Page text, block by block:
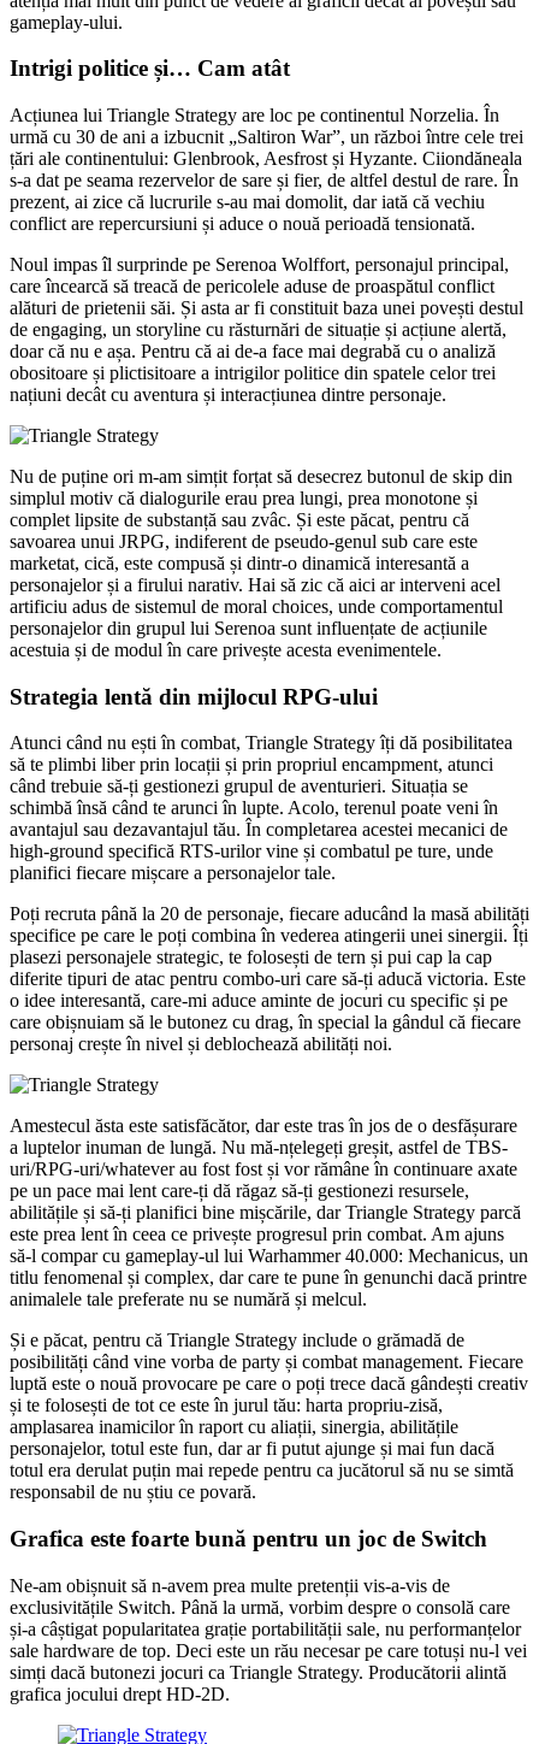
gameplay-ului.
Intrigi politice și… Cam atât
Acțiunea lui Triangle Strategy are loc pe continentul Norzelia. În
urmă cu 30 de ani a izbucnit „Saltiron War”, un război între cele trei
țări ale continentului: Glenbrook, Aesfrost și Hyzante. Ciiondăneala
s-a dat pe seama rezervelor de sare și fier, de altfel destul de rare. În
prezent, ai zice că lucrurile s-au mai domolit, dar iată că vechiu
conflict are repercursiuni și aduce o nouă perioadă tensionată.
Noul impas îl surprinde pe Serenoa Wolffort, personajul principal,
care încearcă să treacă de pericolele aduse de proaspătul conflict
alături de prietenii săi. Și asta ar fi constituit baza unei povești destul
de engaging, un storyline cu răsturnări de situație și acțiune alertă,
doar că nu e așa. Pentru că ai de-a face mai degrabă cu o analiză
obositoare și plictisitoare a intrigilor politice din spatele celor trei
națiuni decât cu aventura și interacțiunea dintre personaje.
Nu de puține ori m-am simțit forțat să desecrez butonul de skip din
simplul motiv că dialogurile erau prea lungi, prea monotone și
complet lipsite de substanță sau zvâc. Și este păcat, pentru că
savoarea unui JRPG, indiferent de pseudo-genul sub care este
marketat, cică, este compusă și dintr-o dinamică interesantă a
personajelor și a firului narativ. Hai să zic că aici ar interveni acel
artificiu adus de sistemul de moral choices, unde comportamentul
personajelor din grupul lui Serenoa sunt influențate de acțiunile
acestuia și de modul în care privește acesta evenimentele.
Strategia lentă din mijlocul RPG-ului
Atunci când nu ești în combat, Triangle Strategy îți dă posibilitatea
să te plimbi liber prin locații și prin propriul encampment, atunci
când trebuie să-ți gestionezi grupul de aventurieri. Situația se
schimbă însă când te arunci în lupte. Acolo, terenul poate veni în
avantajul sau dezavantajul tău. În completarea acestei mecanici de
high-ground specifică RTS-urilor vine și combatul pe ture, unde
planifici fiecare mișcare a personajelor tale.
Poți recruta până la 20 de personaje, fiecare aducând la masă abilități
specifice pe care le poți combina în vederea atingerii unei sinergii. Îți
plasezi personajele strategic, te folosești de tern și pui cap la cap
diferite tipuri de atac pentru combo-uri care să-ți aducă victoria. Este
o idee interesantă, care-mi aduce aminte de jocuri cu specific și pe
care obișnuiam să le butonez cu drag, în special la gândul că fiecare
personaj crește în nivel și deblochează abilități noi.
Amestecul ăsta este satisfăcător, dar este tras în jos de o desfășurare
a luptelor inuman de lungă. Nu mă-nțelegeți greșit, astfel de TBS-
uri/RPG-uri/whatever au fost fost și vor rămâne în continuare axate
pe un pace mai lent care-ți dă răgaz să-ți gestionezi resursele,
abilitățile și să-ți planifici bine mișcările, dar Triangle Strategy parcă
este prea lent în ceea ce privește progresul prin combat. Am ajuns
să-l compar cu gameplay-ul lui Warhammer 40.000: Mechanicus, un
titlu fenomenal și complex, dar care te pune în genunchi dacă printre
animalele tale preferate nu se numără și melcul.
Și e păcat, pentru că Triangle Strategy include o grămadă de
posibilități când vine vorba de party și combat management. Fiecare
luptă este o nouă provocare pe care o poți trece dacă gândești creativ
și te folosești de tot ce este în jurul tău: harta propriu-zisă,
amplasarea inamicilor în raport cu aliații, sinergia, abilitățile
personajelor, totul este fun, dar ar fi putut ajunge și mai fun dacă
totul era derulat puțin mai repede pentru ca jucătorul să nu se simtă
responsabil de nu știu ce povară.
Grafica este foarte bună pentru un joc de Switch
Ne-am obișnuit să n-avem prea multe pretenții vis-a-vis de
exclusivitățile Switch. Până la urmă, vorbim despre o consolă care
și-a câștigat popularitatea grație portabilității sale, nu performanțelor
sale hardware de top. Deci este un rău necesar pe care totuși nu-l vei
simți dacă butonezi jocuri ca Triangle Strategy. Producătorii alintă
grafica jocului drept HD-2D.